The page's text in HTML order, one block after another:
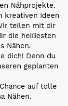
Nähprojekte.
kreativen Ideen
teilen mit dir
die heißesten
Nähen.
dich! Denn du
geplanten
auf tolle
Nähen.